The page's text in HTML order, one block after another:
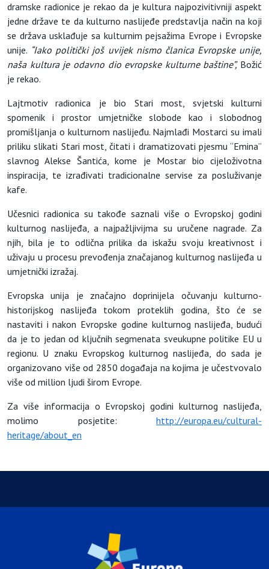
dramske radionice je rekao da je kultura najpozivitivniji aspekt
jedne države te da kulturno naslijeđe predstavlja način na koji
se država usklađuje sa kulturnim pejsažima Evrope i Evropske
unije. “Iako politički još uvijek nismo članica Evropske unije,
naša kultura je odavno dio evropske kulturne baštine”, Božić
je rekao.
Lajtmotiv radionica je bio Stari most, svjetski kulturni
spomenik i prostor umjetničke slobode kao i slobodnog
promišljanja o kulturnom naslijeđu. Najmlađi Mostarci su imali
priliku slikati Stari most, čitati i dramatizovati pjesmu “Emina”
slavnog Alekse Šantića, kome je Mostar bio cijeloživotna
inspiracija, te izrađivati tradicionalne servise za posluživanje
kafe.
Učesnici radionica su takođe saznali više o Evropskoj godini
kulturnog naslijeđa, a najpažljivijma su uručene nagrade. Za
njih, bila je to odlična prilika da iskažu svoju kreativnost i
uživaju u procesu prevođenja značajanog kulturnog naslijeđa u
umjetnički izražaj.
Evropska unija je značajno doprinijela očuvanju kulturno-
historijskog naslijeđa tokom proteklih godina, što će se
nastaviti i nakon Evropske godine kulturnog naslijeđa, budući
da je to jedan od ključnih segmenata sveukupne politike EU u
regionu. U znaku Evropskog kulturnog naslijeđa, do sada je
organizovano više od 2850 događaja na kojima je učestvovalo
više od million ljudi širom Evrope.
Za više informacija o Evropskoj godini kulturnog naslijeđa,
molimo posjetite:
http://europa.eu/cultural-
heritage/about_en